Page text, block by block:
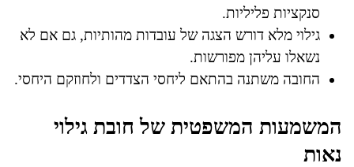
סנקציות פליליות.
גילוי מלא דורש הצגה של עובדות מהותיות, גם אם לא
נשאלו עליהן מפורשות.
החובה משתנה בהתאם ליחסי הצדדים ולחוזקם היחסי.
המשמעות המשפטית של חובת גילוי
נאות